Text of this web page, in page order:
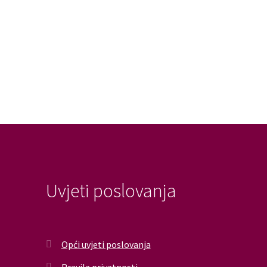
Uvjeti poslovanja
Opći uvjeti poslovanja